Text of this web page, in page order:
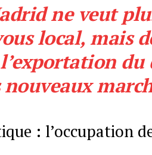
ne veut
local, mais
du
nouveaux
: l’occupation